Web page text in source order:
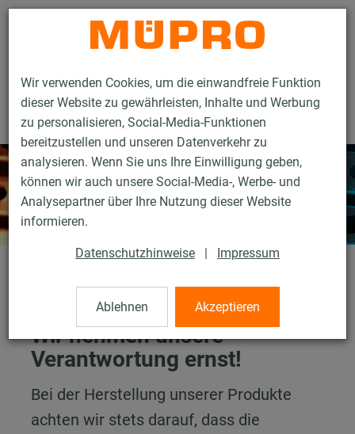
Wir verwenden Cookies, um die einwandfreie Funktion
dieser Website zu gewährleisten, Inhalte und Werbung
zu personalisieren, Social-Media-Funktionen
bereitzustellen und unseren Datenverkehr zu
analysieren. Wenn Sie uns Ihre Einwilligung geben,
können wir auch unsere Social-Media-, Werbe- und
Analysepartner über Ihre Nutzung dieser Website
informieren.
Datenschutzhinweise | Impressum
Ablehnen Akzeptieren
Kontakt
Nachhaltigkeit
Wir nehmen unsere
Verantwortung ernst!
Bei der Herstellung unserer Produkte
achten wir stets darauf, dass die